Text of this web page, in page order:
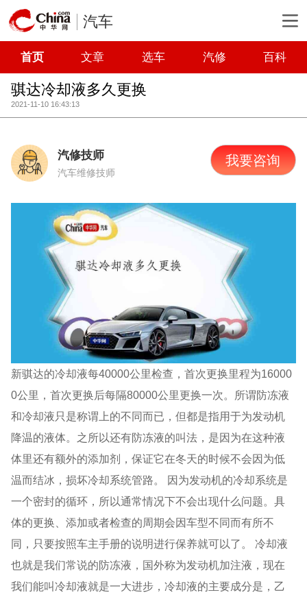
汽车
首页 文章 选车 汽修 百科
骐达冷却液多久更换
2021-11-10 16:43:13
汽修技师
汽车维修技师
我要咨询
新骐达的冷却液每40000公里检查，首次更换里程为16000
0公里，首次更换后每隔80000公里更换一次。所谓防冻液
和冷却液只是称谓上的不同而已，但都是指用于为发动机
降温的液体。之所以还有防冻液的叫法，是因为在这种液
体里还有额外的添加剂，保证它在冬天的时候不会因为低
温而结冰，损坏冷却系统管路。 因为发动机的冷却系统是
一个密封的循环，所以通常情况下不会出现什么问题。具
体的更换、添加或者检查的周期会因车型不同而有所不
同，只要按照车主手册的说明进行保养就可以了。 冷却液
也就是我们常说的防冻液，国外称为发动机加注液，现在
我们能叫冷却液就是一大进步，冷却液的主要成分是，乙